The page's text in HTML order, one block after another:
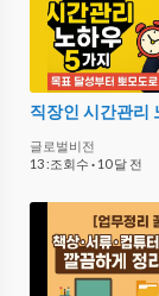
글로벌비전
13 :조회수 · 10 달 전